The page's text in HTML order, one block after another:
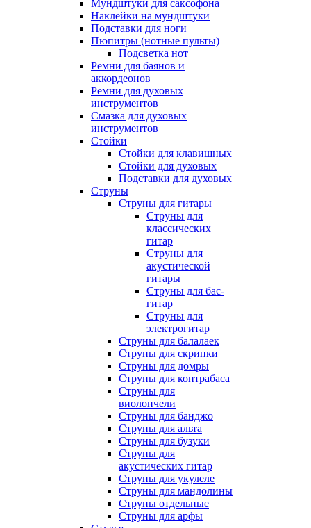
Мундштуки для саксофона
Наклейки на мундштуки
Подставки для ноги
Пюпитры (нотные пульты)
Подсветка нот
Ремни для баянов и
аккордеонов
Ремни для духовых
инструментов
Смазка для духовых
инструментов
Стойки
Стойки для клавишных
Стойки для духовых
Подставки для духовых
Струны
Струны для гитары
Струны для
классических
гитар
Струны для
акустической
гитары
Струны для бас-
гитар
Струны для
электрогитар
Струны для балалаек
Струны для скрипки
Струны для домры
Струны для контрабаса
Струны для
виолончели
Струны для банджо
Струны для альта
Струны для бузуки
Струны для
акустических гитар
Струны для укулеле
Струны для мандолины
Струны отдельные
Струны для арфы